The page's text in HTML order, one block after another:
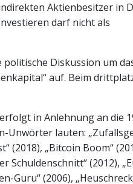
Aktienbesitzer in
darf nicht als
Diskussion um
auf. Beim
in Anlehnung an die
lauten:
(2018), „Bitcoin Boom“
Schuldenschnitt“ (2012),
Guru“ (2006),